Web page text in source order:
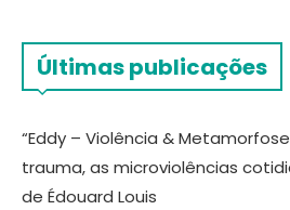
Últimas publicações
“Eddy – Violência &
trauma, as microviolências
de Édouard Louis